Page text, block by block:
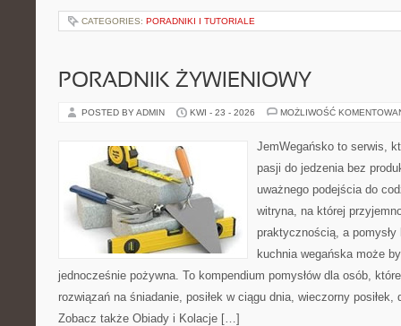
CATEGORIES: PORADNIKI I TUTORIALE
PORADNIK ŻYWIENIOWY
POSTED BY ADMIN KWI - 23 - 2026 MOŻLIWOŚĆ
JemWegańsko to serwis,
pasji do jedzenia bez
uważnego podejścia do
witryna, na której
praktycznością, a
kuchnia wegańska może
jednocześnie pożywna. To kompendium pomysłów dla osób,
rozwiązań na śniadanie, posiłek w ciągu dnia, wieczorny posiłek,
Zobacz także Obiady i Kolacje […]